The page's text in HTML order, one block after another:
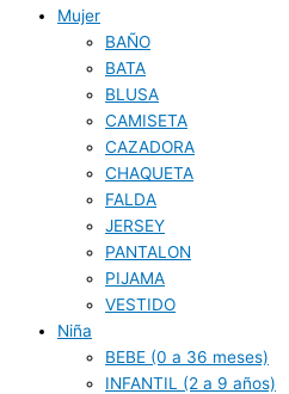
Mujer
BAÑO
BATA
BLUSA
CAMISETA
CAZADORA
CHAQUETA
FALDA
JERSEY
PANTALON
PIJAMA
VESTIDO
Niña
BEBE (0 a 36 meses)
INFANTIL (2 a 9 años)